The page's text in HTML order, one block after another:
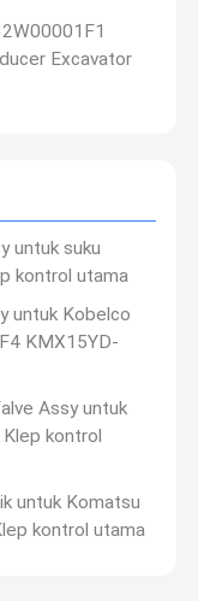
Tentang
Excavator
untuk suku
kontrol utama
untuk Kobelco
KMX15YD-
Assy untuk
kontrol
untuk Komatsu
kontrol utama
adalah perusahaan